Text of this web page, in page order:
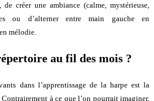
créer une ambiance (calme, mystérieuse,
ou d’alterner entre main gauche en
mélodie.
au fil des mois ?
dans l’apprentissage de la harpe est la
à ce que l’on pourrait imaginer,